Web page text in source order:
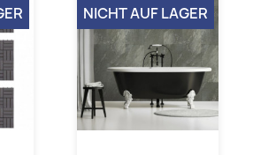
NICHT AUF LAGER